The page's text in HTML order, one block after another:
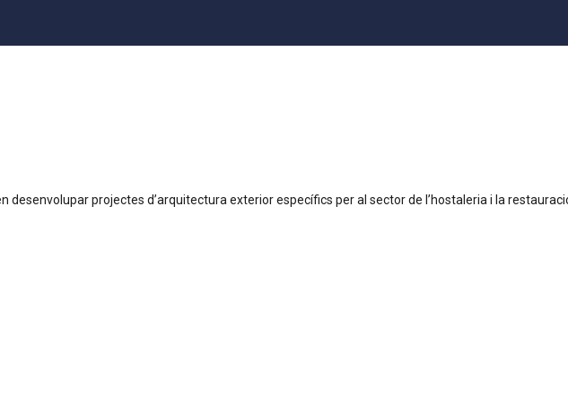
desenvolupar projectes d’arquitectura exterior específics per al sector de l’hostaleria i la